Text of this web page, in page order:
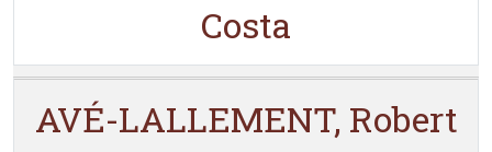
Costa
AVÉ-LALLEMENT, Robert